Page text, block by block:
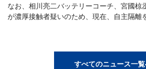
なお、相川亮二バッテリーコーチ、宮國椋
が濃厚接触者疑いのため、現在、自主隔離
すべてのニュース一